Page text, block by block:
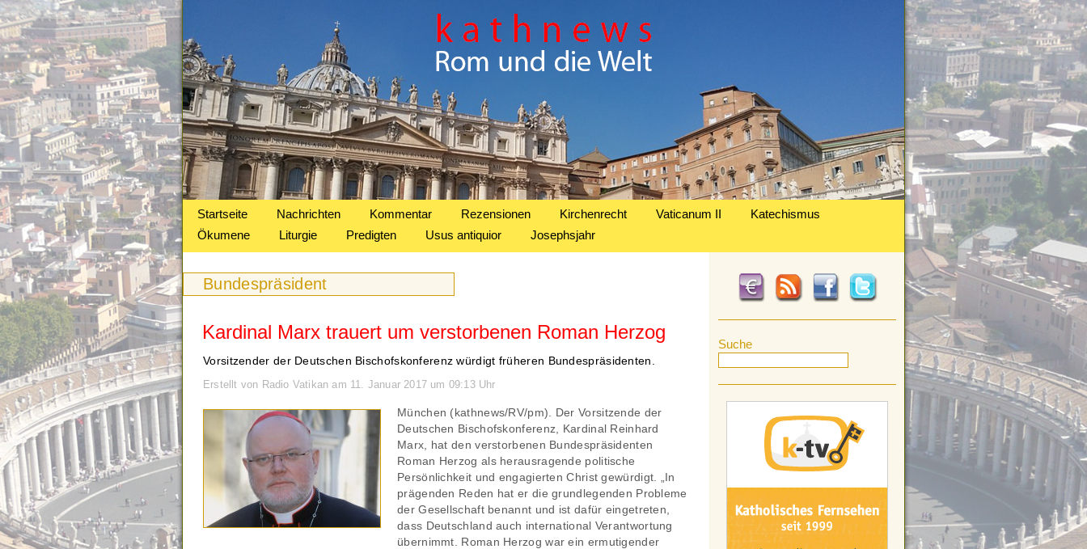
Startseite Nachrichten Kommentar Rezensionen Kirchenrecht Vaticanum II
Katechismus
Ökumene
Liturgie Predigten Usus antiquior Josephsjahr
Suche
Bundespräsident
Kardinal Marx trauert um verstorbenen Roman Herzog
Vorsitzender der Deutschen Bischofskonferenz würdigt früheren Bundespräsidenten.
Erstellt von Radio Vatikan am 11. Januar 2017 um 09:13 Uhr
München (kathnews/RV/pm). Der Vorsitzende der
Deutschen Bischofskonferenz, Kardinal Reinhard
Marx, hat den verstorbenen Bundespräsidenten
Roman Herzog als herausragende politische
Persönlichkeit und engagierten Christ gewürdigt. „In
prägenden Reden hat er die grundlegenden Probleme
der Gesellschaft benannt und ist dafür eingetreten,
dass Deutschland auch international Verantwortung
übernimmt. Roman Herzog war ein ermutigender